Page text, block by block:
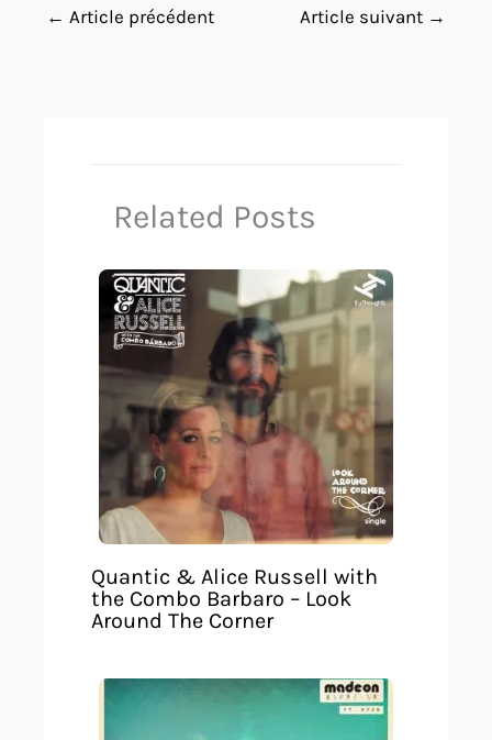
← Article précédent Article suivant →
Related Posts
Quantic & Alice Russell with
the Combo Barbaro – Look
Around The Corner